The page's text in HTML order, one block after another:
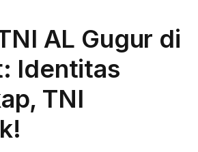
AL Gugur di
Identitas
TNI